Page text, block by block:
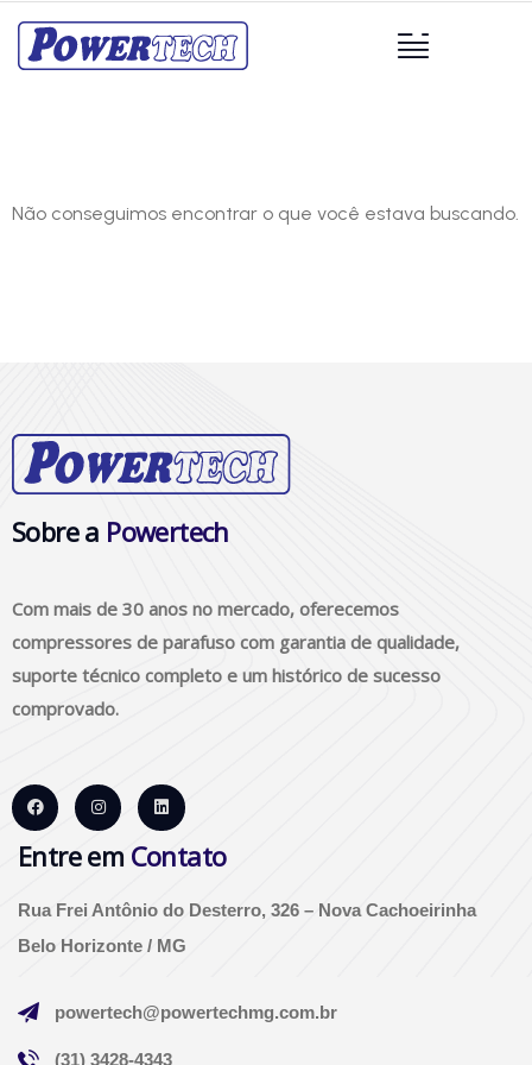
Não conseguimos encontrar o que você estava buscando.
Sobre a Powertech
Com mais de 30 anos no mercado, oferecemos
compressores de parafuso com garantia de qualidade,
suporte técnico completo e um histórico de sucesso
comprovado.
Entre em Contato
Rua Frei Antônio do Desterro, 326 – Nova Cachoeirinha
Belo Horizonte / MG
powertech@powertechmg.com.br
(31) 3428-4343